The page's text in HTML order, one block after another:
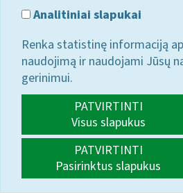
Analitiniai slapukai
Renka statistinę informaciją
naudojimą ir naudojami Jūsų
gerinimui.
PATVIRTINTI
Visus slapukus
PATVIRTINTI
Pasirinktus slapukus